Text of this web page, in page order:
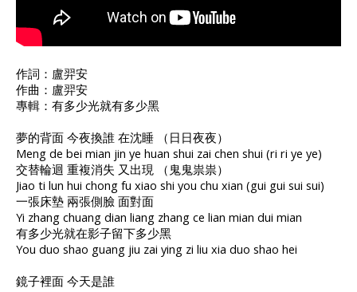
作詞：盧羿安
作曲：盧羿安
專輯：有多少光就有多少黑
夢的背面 今夜換誰 在沈睡 （日日夜夜）
Meng de bei mian jin ye huan shui zai chen shui (ri ri ye ye)
交替輪迴 重複消失 又出現 （鬼鬼祟祟）
Jiao ti lun hui chong fu xiao shi you chu xian (gui gui sui sui)
一張床墊 兩張側臉 面對面
Yi zhang chuang dian liang zhang ce lian mian dui mian
有多少光就在影子留下多少黑
You duo shao guang jiu zai ying zi liu xia duo shao hei
鏡子裡面 今天是誰